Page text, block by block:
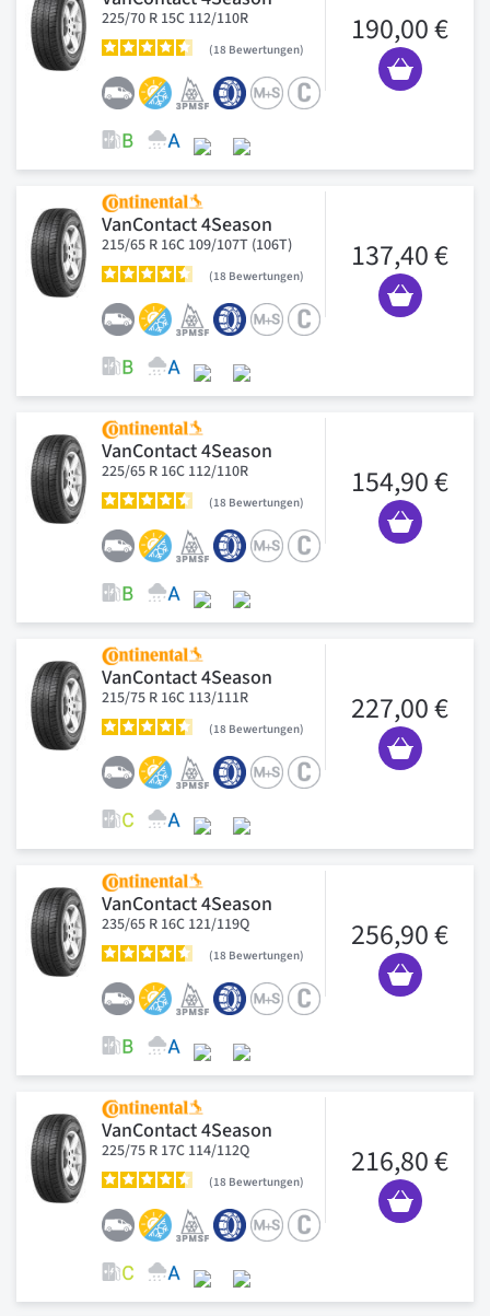
225/70 R 15C 112/110R
18 Bewertungen
190,00 €
VanContact 4Season
215/65 R 16C 109/107T (106T)
18 Bewertungen
137,40 €
VanContact 4Season
225/65 R 16C 112/110R
18 Bewertungen
154,90 €
VanContact 4Season
215/75 R 16C 113/111R
18 Bewertungen
227,00 €
VanContact 4Season
235/65 R 16C 121/119Q
18 Bewertungen
256,90 €
VanContact 4Season
225/75 R 17C 114/112Q
18 Bewertungen
216,80 €